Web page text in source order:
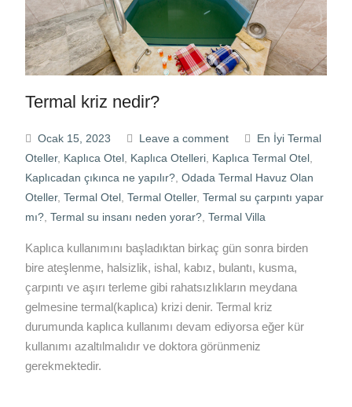
Termal kriz nedir?
Ocak 15, 2023 Leave a comment
En İyi Termal
Oteller, Kaplıca Otel, Kaplıca Otelleri, Kaplıca Termal Otel,
Kaplıcadan çıkınca ne yapılır?, Odada Termal Havuz Olan
Oteller, Termal Otel, Termal Oteller, Termal su çarpıntı yapar
mı?, Termal su insanı neden yorar?, Termal Villa
Kaplıca kullanımını başladıktan birkaç gün sonra birden
bire ateşlenme, halsizlik, ishal, kabız, bulantı, kusma,
çarpıntı ve aşırı terleme gibi rahatsızlıkların meydana
gelmesine termal(kaplıca) krizi denir. Termal kriz
durumunda kaplıca kullanımı devam ediyorsa eğer kür
kullanımı azaltılmalıdır ve doktora görünmeniz
gerekmektedir.